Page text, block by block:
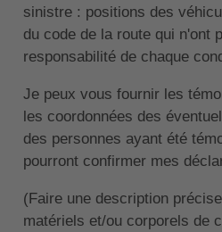
sinistre : positions des
du code de la route qui n'ont
responsabilité de chaque
Je peux vous fournir les
les coordonnées des
des personnes ayant été
pourront confirmer mes
(Faire une description
matériels et/ou corporels de